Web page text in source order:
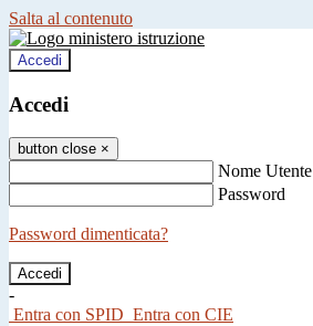
Salta al contenuto
Accedi
Accedi
button close ×
Nome Utente
Password
Password dimenticata?
-
Entra con SPID Entra con CIE